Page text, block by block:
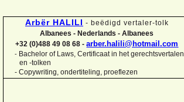
Arbër HALILI - beëdigd vertaler-tolk
Albanees - Nederlands - Albanees
+32 (0)488 49 08 68 - arber.halili@hotmail.com
- Bachelor of Laws, Certificaat in het gerechtsvertalen
en -tolken
- Copywriting, ondertiteling, proeflezen